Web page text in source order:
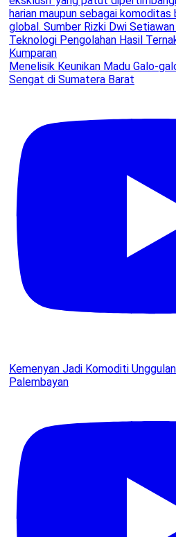
Menelisik Keunikan Madu Galo-
Sengat di Sumatera Barat
Kemenyan Jadi Komoditi
Palembayan